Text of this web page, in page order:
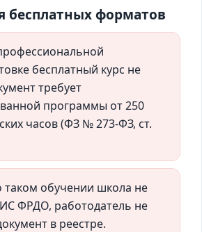
бесплатных форматов
бесплатный курс не
требует
программы от 250
часов (ФЗ № 273-ФЗ, ст.
таком обучении школа не
ФРДО, работодатель не
в реестре.